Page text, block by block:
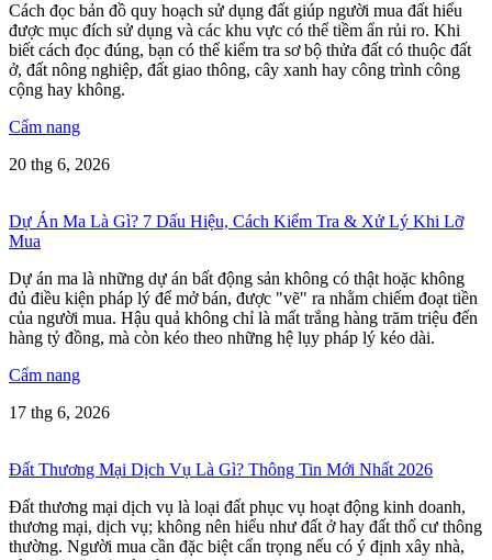
Cách đọc bản đồ quy hoạch sử dụng đất giúp người mua đất hiểu
được mục đích sử dụng và các khu vực có thể tiềm ẩn rủi ro. Khi
biết cách đọc đúng, bạn có thể kiểm tra sơ bộ thửa đất có thuộc đất
ở, đất nông nghiệp, đất giao thông, cây xanh hay công trình công
cộng hay không.
Cẩm nang
20 thg 6, 2026
Dự Án Ma Là Gì? 7 Dấu Hiệu, Cách Kiểm Tra & Xử Lý Khi Lỡ
Mua
Dự án ma là những dự án bất động sản không có thật hoặc không
đủ điều kiện pháp lý để mở bán, được "vẽ" ra nhằm chiếm đoạt tiền
của người mua. Hậu quả không chỉ là mất trắng hàng trăm triệu đến
hàng tỷ đồng, mà còn kéo theo những hệ lụy pháp lý kéo dài.
Cẩm nang
17 thg 6, 2026
Đất Thương Mại Dịch Vụ Là Gì? Thông Tin Mới Nhất 2026
Đất thương mại dịch vụ là loại đất phục vụ hoạt động kinh doanh,
thương mại, dịch vụ; không nên hiểu như đất ở hay đất thổ cư thông
thường. Người mua cần đặc biệt cẩn trọng nếu có ý định xây nhà,